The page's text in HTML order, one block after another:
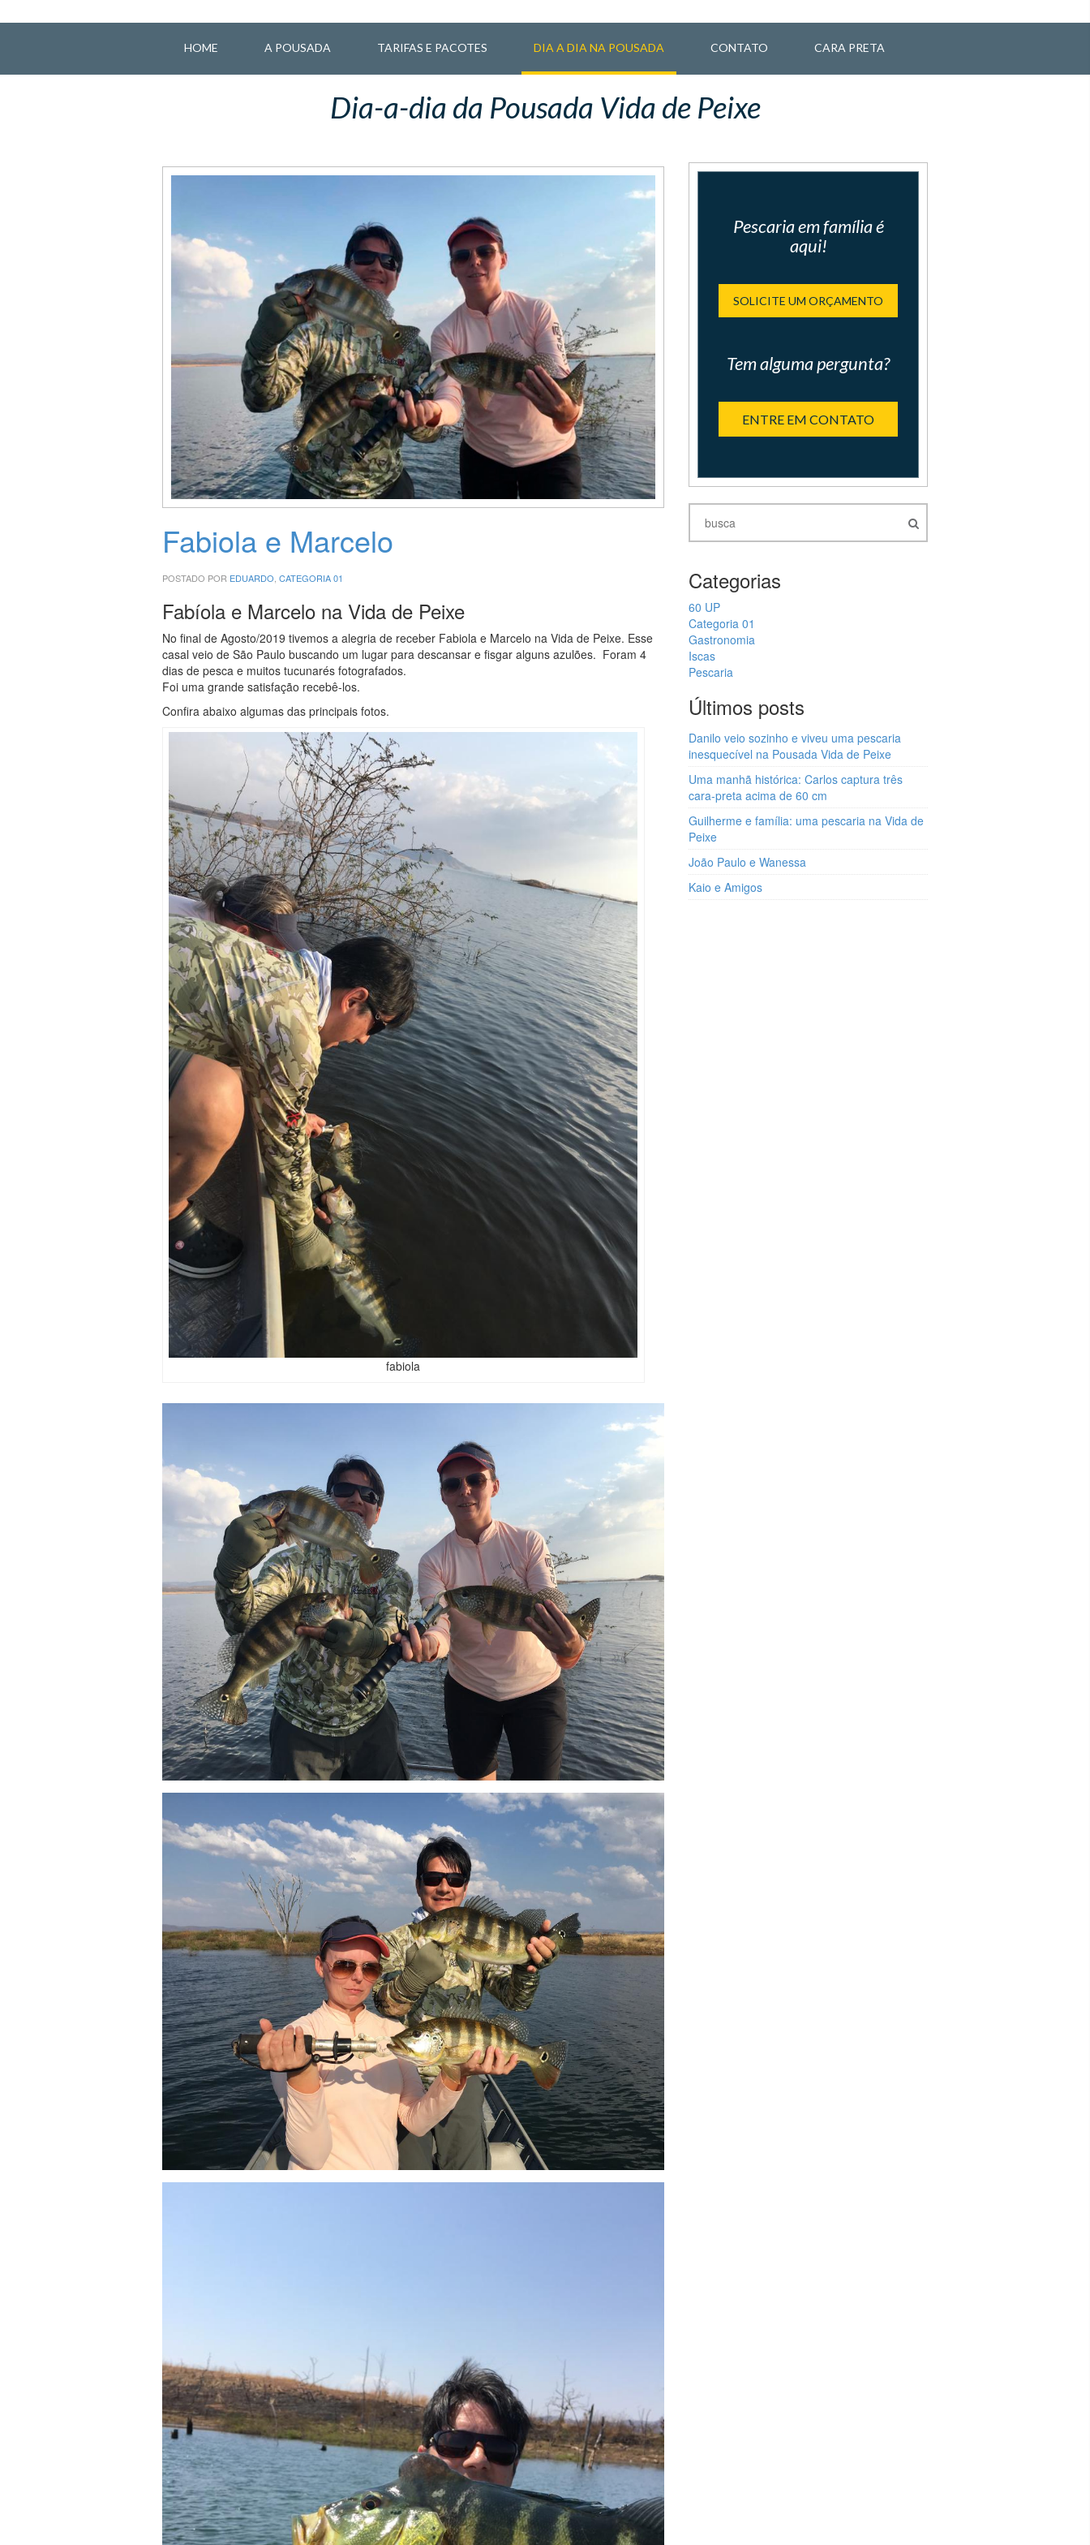
HOME A POUSADA TARIFAS E PACOTES DIA A DIA NA POUSADA CONTATO CARA PRETA
Dia-a-dia da Pousada Vida de Peixe
Fabiola e Marcelo
POSTADO POR EDUARDO CATEGORIA 01
Fabíola e Marcelo na Vida de Peixe
No final de Agosto/2019 tivemos a alegria de receber Fabiola e Marcelo na Vida de Peixe. Esse
casal veio de São Paulo buscando um lugar para descansar e fisgar alguns azulões. Foram 4
dias de pesca e muitos tucunarés fotografados.
Foi uma grande satisfação recebê-los.
Confira abaixo algumas das principais fotos.
fabiola
Pescaria em família é
aqui!
SOLICITE UM ORÇAMENTO
Tem alguma pergunta?
ENTRE EM CONTATO
Categorias
60 UP
Categoria 01
Gastronomia
Iscas
Pescaria
Últimos posts
Danilo veio sozinho e viveu uma pescaria
inesquecível na Pousada Vida de Peixe
Uma manhã histórica: Carlos captura três
cara-preta acima de 60 cm
Guilherme e família: uma pescaria na Vida de
Peixe
João Paulo e Wanessa
Kaio e Amigos